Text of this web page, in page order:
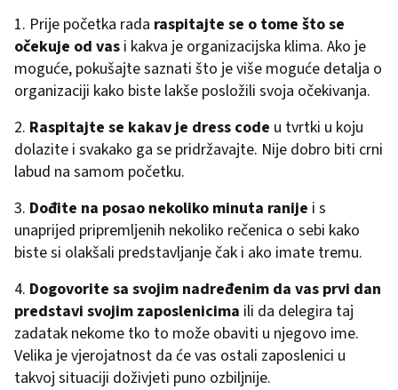
1. Prije početka rada raspitajte se o tome što se
očekuje od vas i kakva je organizacijska klima. Ako je
moguće, pokušajte saznati što je više moguće detalja o
organizaciji kako biste lakše posložili svoja očekivanja.
2. Raspitajte se kakav je dress code u tvrtki u koju
dolazite i svakako ga se pridržavajte. Nije dobro biti crni
labud na samom početku.
3. Dođite na posao nekoliko minuta ranije i s
unaprijed pripremljenih nekoliko rečenica o sebi kako
biste si olakšali predstavljanje čak i ako imate tremu.
4. Dogovorite sa svojim nadređenim da vas prvi dan
predstavi svojim zaposlenicima ili da delegira taj
zadatak nekome tko to može obaviti u njegovo ime.
Velika je vjerojatnost da će vas ostali zaposlenici u
takvoj situaciji doživjeti puno ozbiljnije.